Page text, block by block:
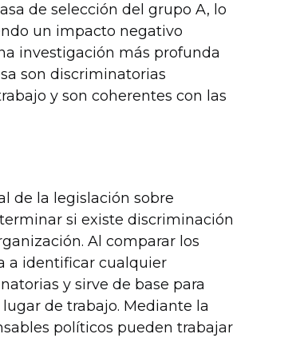
de selección del grupo A, lo
un impacto negativo
investigación más profunda
son discriminatorias
y son coherentes con las
de la legislación sobre
si existe discriminación
Al comparar los
a identificar cualquier
y sirve de base para
de trabajo. Mediante la
políticos pueden trabajar